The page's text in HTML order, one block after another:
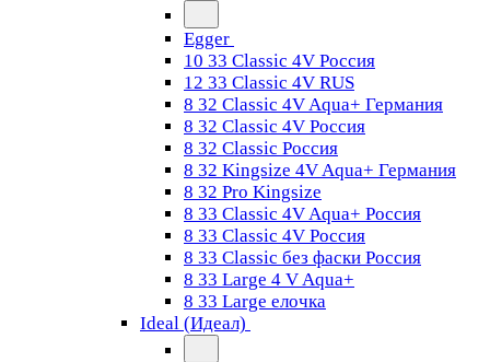
Egger
10 33 Classic 4V Россия
12 33 Classic 4V RUS
8 32 Classic 4V Aqua+ Германия
8 32 Classic 4V Россия
8 32 Classic Россия
8 32 Kingsize 4V Aqua+ Германия
8 32 Pro Kingsize
8 33 Classic 4V Aqua+ Россия
8 33 Classic 4V Россия
8 33 Classic без фаски Россия
8 33 Large 4 V Aqua+
8 33 Large елочка
Ideal (Идеал)